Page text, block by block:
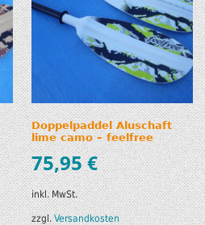
Doppelpaddel Aluschaft
lime camo – feelfree
75,95€
inkl. MwSt.
zzgl.Versandkosten